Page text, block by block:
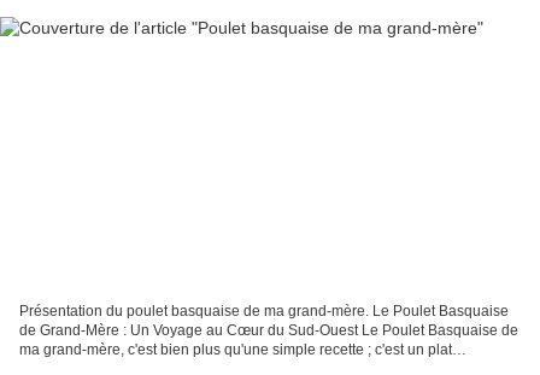
Présentation du poulet basquaise de ma grand-mère. Le Poulet Basquaise
de Grand-Mère : Un Voyage au Cœur du Sud-Ouest Le Poulet Basquaise de
ma grand-mère, c'est bien plus qu'une simple recette ; c'est un plat